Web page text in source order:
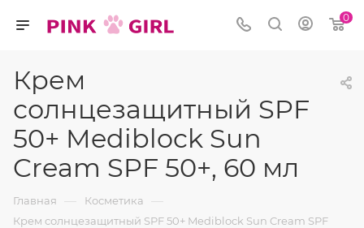
0
Крем
солнцезащитный SPF
50+ Mediblock Sun
Cream SPF 50+, 60 мл
Главная — Косметика —
Крем солнцезащитный SPF 50+ Mediblock Sun Cream SPF